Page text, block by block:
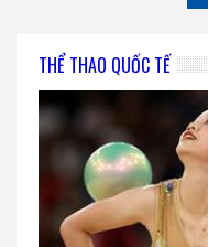
THỂ THAO QUỐC TẾ